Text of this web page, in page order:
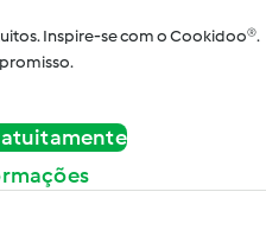
Inspire-se com o Cookidoo®.